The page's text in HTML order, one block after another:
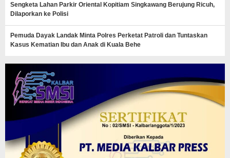
Sengketa Lahan Parkir Oriental Kopitiam Singkawang Berujung Ricuh,
Dilaporkan ke Polisi
Pemuda Dayak Landak Minta Polres Perketat Patroli dan Tuntaskan
Kasus Kematian Ibu dan Anak di Kuala Behe